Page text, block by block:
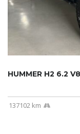
HUMMER H2 6.2
137102 km